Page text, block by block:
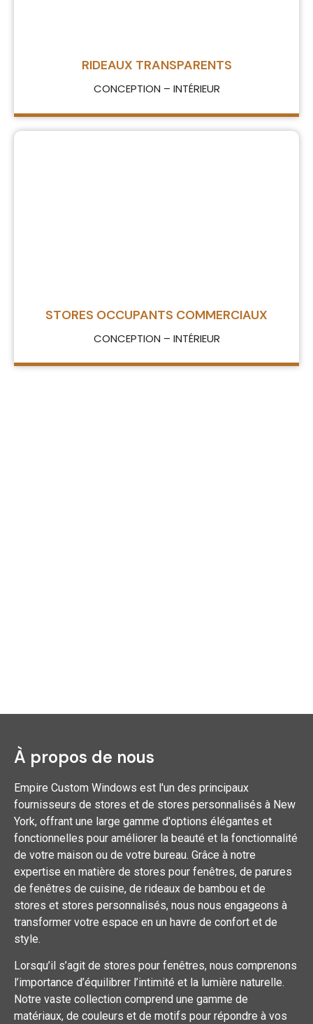
RIDEAUX TRANSPARENTS
CONCEPTION – INTÉRIEUR
STORES OCCUPANTS COMMERCIAUX
CONCEPTION – INTÉRIEUR
À propos de nous
Empire Custom Windows est l'un des principaux
fournisseurs de stores et de stores personnalisés à New
York, offrant une large gamme d'options élégantes et
fonctionnelles pour améliorer la beauté et la fonctionnalité
de votre maison ou de votre bureau. Grâce à notre
expertise en matière de stores pour fenêtres, de parures
de fenêtres de cuisine, de rideaux de bambou et de
stores et stores personnalisés, nous nous engageons à
transformer votre espace en un havre de confort et de
style.
Lorsqu’il s’agit de stores pour fenêtres, nous comprenons
l’importance d’équilibrer l’intimité et la lumière naturelle.
Notre vaste collection comprend une gamme de
matériaux, de couleurs et de motifs pour répondre à vos